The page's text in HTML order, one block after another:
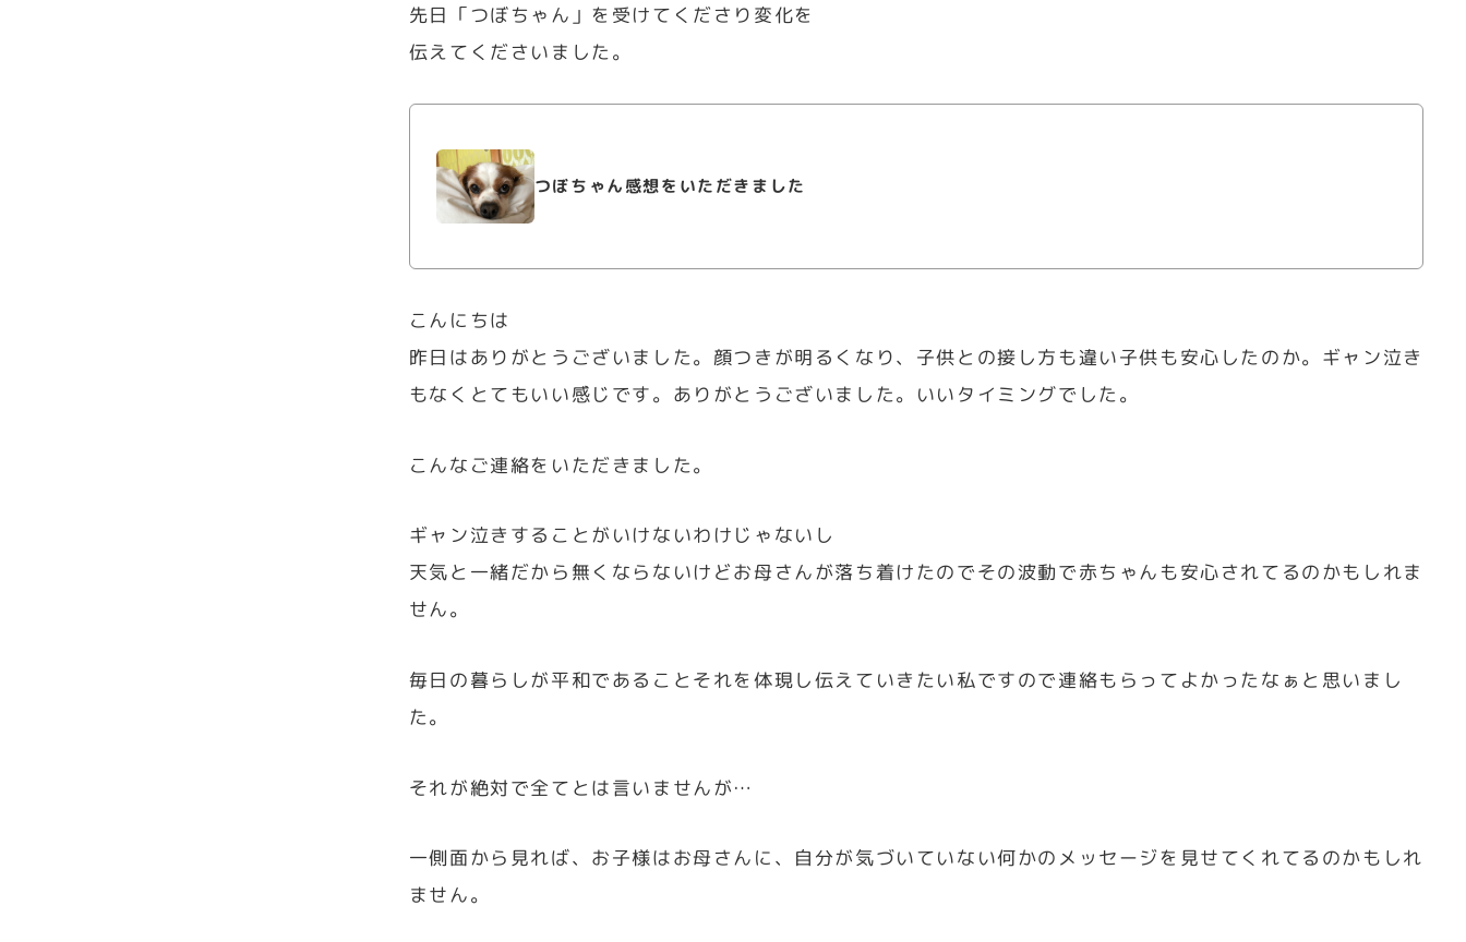
先日「つぼちゃん」を受けてくださり変化を
伝えてくださいました。
つぼちゃん感想をいただきました
こんにちは
昨日はありがとうございました。顔つきが明るくなり、子供との接し方も違い子供も安心したのか。ギャン泣き
もなくとてもいい感じです。ありがとうございました。いいタイミングでした。
こんなご連絡をいただきました。
ギャン泣きすることがいけないわけじゃないし
天気と一緒だから無くならないけどお母さんが落ち着けたのでその波動で赤ちゃんも安心されてるのかもしれま
せん。
毎日の暮らしが平和であることそれを体現し伝えていきたい私ですので連絡もらってよかったなぁと思いまし
た。
それが絶対で全てとは言いませんが…
一側面から見れば、お子様はお母さんに、自分が気づいていない何かのメッセージを見せてくれてるのかもしれ
ません。